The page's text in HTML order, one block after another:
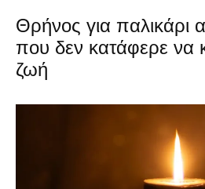
Θρήνος για παλικάρι
που δεν κατάφερε να
ζωή